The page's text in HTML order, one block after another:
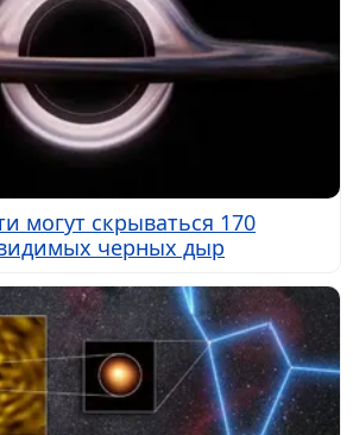
могут скрываться 170
черных дыр